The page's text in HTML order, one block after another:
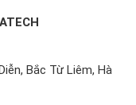
Bắc Từ Liêm, Hà